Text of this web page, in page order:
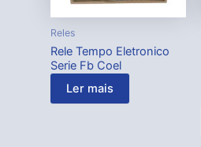
Reles
Rele Tempo Eletronico
Serie Fb Coel
Ler mais